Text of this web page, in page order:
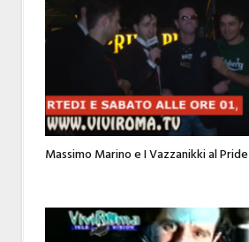
Massimo Marino e I Vazzanikki al